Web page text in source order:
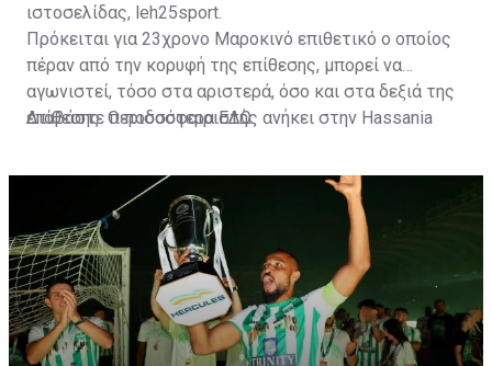
ιστοσελίδας, leh25sport.
Πρόκειται για 23χρονο Μαροκινό επιθετικό ο οποίος
πέραν από την κορυφή της επίθεσης, μπορεί να
αγωνιστεί, τόσο στα αριστερά, όσο και στα δεξιά της
επίθεσης. Ο ποδοσφαιριστής ανήκει στην Hassania
Διαβάστε περισσότεραΕΔΩ.